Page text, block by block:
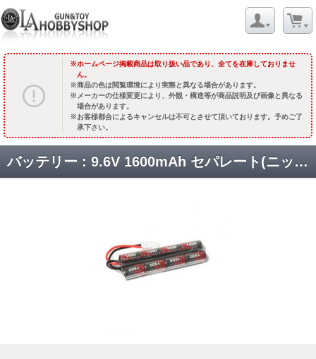
ホームページ掲載商品は取り扱い品であり、全てを在庫しておりませ
ん。
商品の色は閲覧環境により実際と異なる場合があります。
メーカーの仕様変更により、外観・構造等が商品説明及び画像と異なる
場合があります。
お客様都合によるキャンセルは不可とさせて頂いております。予めご了
承下さい。
バッテリー : 9.6V 1600mAh セパレート(ニッケル水素) [G-11-056] [取寄]